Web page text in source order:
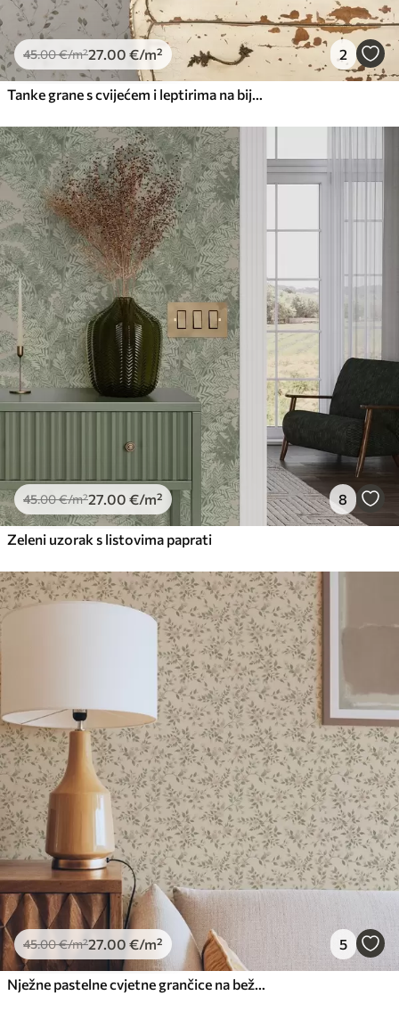
45.00€/m²27.00 €/m² 2
Tanke grane s cvijećem i leptirima na bijeloj pozadini
45.00€/m²27.00 €/m² 8
Zeleni uzorak s listovima paprati
45.00€/m²27.00 €/m² 5
Nježne pastelne cvjetne grančice na bež pozadini